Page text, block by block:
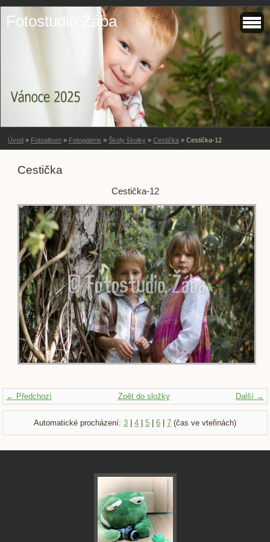
Fotostudio Žába
Úvod » Fotoalbum » Fotogalerie » Školy školky » Cestička » Cestička-12
Cestička
Cestička-12
← Předchozí Další →
Zpět do složky
Automatické procházení: 3 4 5 6 7 (čas ve vteřinách)